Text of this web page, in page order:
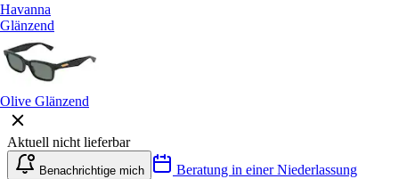
Havanna
Glänzend
Olive Glänzend
Aktuell nicht lieferbar
Benachrichtige mich Beratung in einer Niederlassung